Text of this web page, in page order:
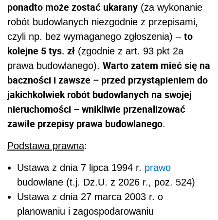
ponadto może zostać ukarany (za wykonanie
robót budowlanych niezgodnie z przepisami,
czyli np. bez wymaganego zgłoszenia) – to
kolejne 5 tys. zł (zgodnie z art. 93 pkt 2a
prawa budowlanego). Warto zatem mieć się na
baczności i zawsze – przed przystąpieniem do
jakichkolwiek robót budowlanych na swojej
nieruchomości – wnikliwie przenalizować
zawiłe przepisy prawa budowlanego.
Podstawa prawna:
Ustawa z dnia 7 lipca 1994 r. prawo
budowlane (t.j. Dz.U. z 2026 r., poz. 524)
Ustawa z dnia 27 marca 2003 r. o
planowaniu i zagospodarowaniu